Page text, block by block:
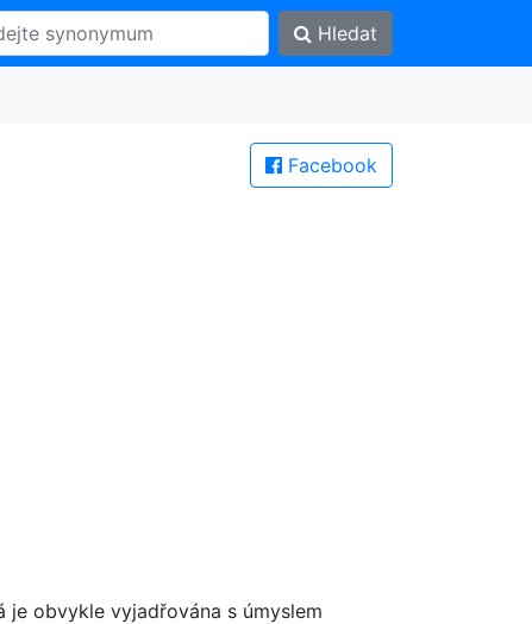
Hledat
Facebook
je obvykle vyjadřována s úmyslem